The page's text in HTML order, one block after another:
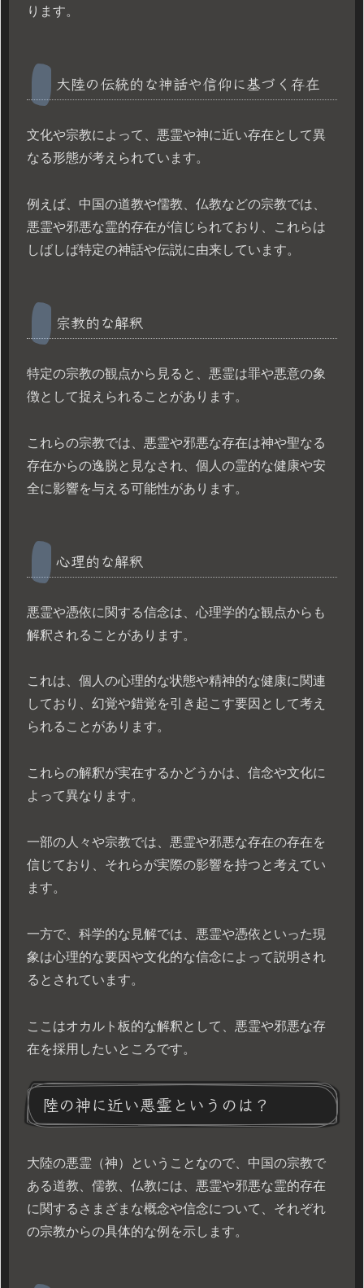
ります。
大陸の伝統的な神話や信仰に基づく存在
文化や宗教によって、悪霊や神に近い存在として異
なる形態が考えられています。
例えば、中国の道教や儒教、仏教などの宗教では、
悪霊や邪悪な霊的存在が信じられており、これらは
しばしば特定の神話や伝説に由来しています。
宗教的な解釈
特定の宗教の観点から見ると、悪霊は罪や悪意の象
徴として捉えられることがあります。
これらの宗教では、悪霊や邪悪な存在は神や聖なる
存在からの逸脱と見なされ、個人の霊的な健康や安
全に影響を与える可能性があります。
心理的な解釈
悪霊や憑依に関する信念は、心理学的な観点からも
解釈されることがあります。
これは、個人の心理的な状態や精神的な健康に関連
しており、幻覚や錯覚を引き起こす要因として考え
られることがあります。
これらの解釈が実在するかどうかは、信念や文化に
よって異なります。
一部の人々や宗教では、悪霊や邪悪な存在の存在を
信じており、それらが実際の影響を持つと考えてい
ます。
一方で、科学的な見解では、悪霊や憑依といった現
象は心理的な要因や文化的な信念によって説明され
るとされています。
ここはオカルト板的な解釈として、悪霊や邪悪な存
在を採用したいところです。
陸の神に近い悪霊というのは？
大陸の悪霊（神）ということなので、中国の宗教で
ある道教、儒教、仏教には、悪霊や邪悪な霊的存在
に関するさまざまな概念や信念について、それぞれ
の宗教からの具体的な例を示します。